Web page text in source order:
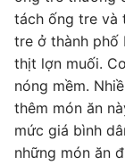
tách ống tre và
tre ở thành phố
thịt lợn muối.
nóng mềm.
thêm món ăn
mức giá bình
những món ăn